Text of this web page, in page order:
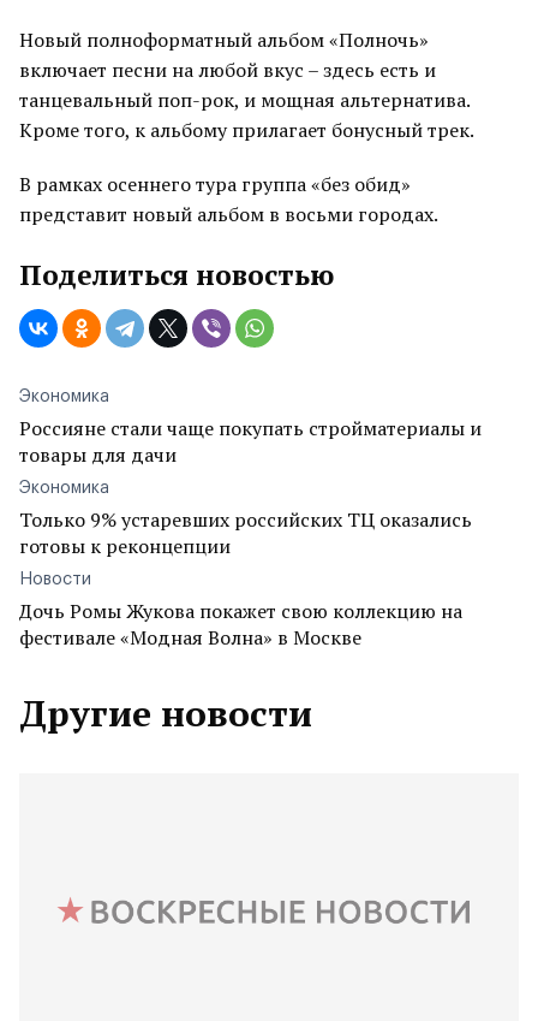
Новый полноформатный альбом «Полночь»
включает песни на любой вкус – здесь есть и
танцевальный поп-рок, и мощная альтернатива.
Кроме того, к альбому прилагает бонусный трек.
В рамках осеннего тура группа «без обид»
представит новый альбом в восьми городах.
Поделиться новостью
Экономика
Россияне стали чаще покупать стройматериалы и
товары для дачи
Экономика
Только 9% устаревших российских ТЦ оказались
готовы к реконцепции
Новости
Дочь Ромы Жукова покажет свою коллекцию на
фестивале «Модная Волна» в Москве
Другие новости